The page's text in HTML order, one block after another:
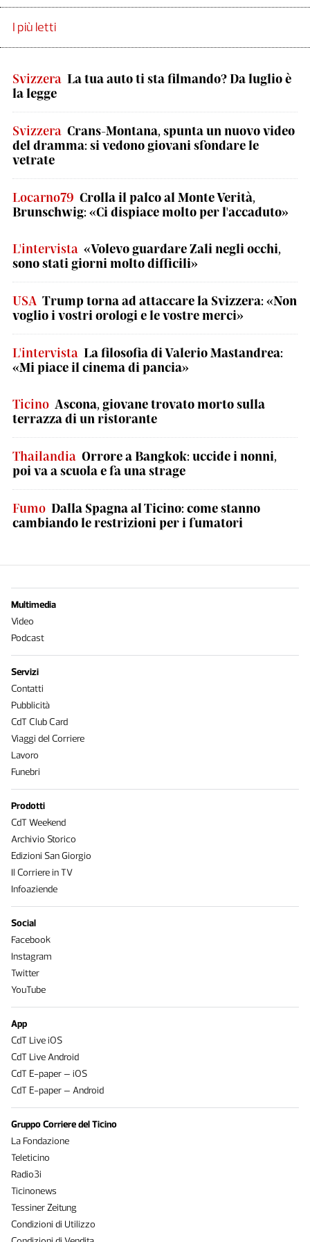
I più letti
Svizzera La tua auto ti sta filmando? Da luglio è
la legge
Svizzera Crans-Montana, spunta un nuovo video
del dramma: si vedono giovani sfondare le
vetrate
Locarno79 Crolla il palco al Monte Verità,
Brunschwig: «Ci dispiace molto per l'accaduto»
L'intervista «Volevo guardare Zali negli occhi,
sono stati giorni molto difficili»
USA Trump torna ad attaccare la Svizzera: «Non
voglio i vostri orologi e le vostre merci»
L'intervista La filosofia di Valerio Mastandrea:
«Mi piace il cinema di pancia»
Ticino Ascona, giovane trovato morto sulla
terrazza di un ristorante
Thailandia Orrore a Bangkok: uccide i nonni,
poi va a scuola e fa una strage
Fumo Dalla Spagna al Ticino: come stanno
cambiando le restrizioni per i fumatori
Multimedia
Video
Podcast
Servizi
Contatti
Pubblicità
CdT Club Card
Viaggi del Corriere
Lavoro
Funebri
Prodotti
CdT Weekend
Archivio Storico
Edizioni San Giorgio
Il Corriere in TV
Infoaziende
Social
Facebook
Instagram
Twitter
YouTube
App
CdT Live iOS
CdT Live Android
CdT E-paper – iOS
CdT E-paper – Android
Gruppo Corriere del Ticino
La Fondazione
Teleticino
Radio3i
Ticinonews
Tessiner Zeitung
Condizioni di Utilizzo